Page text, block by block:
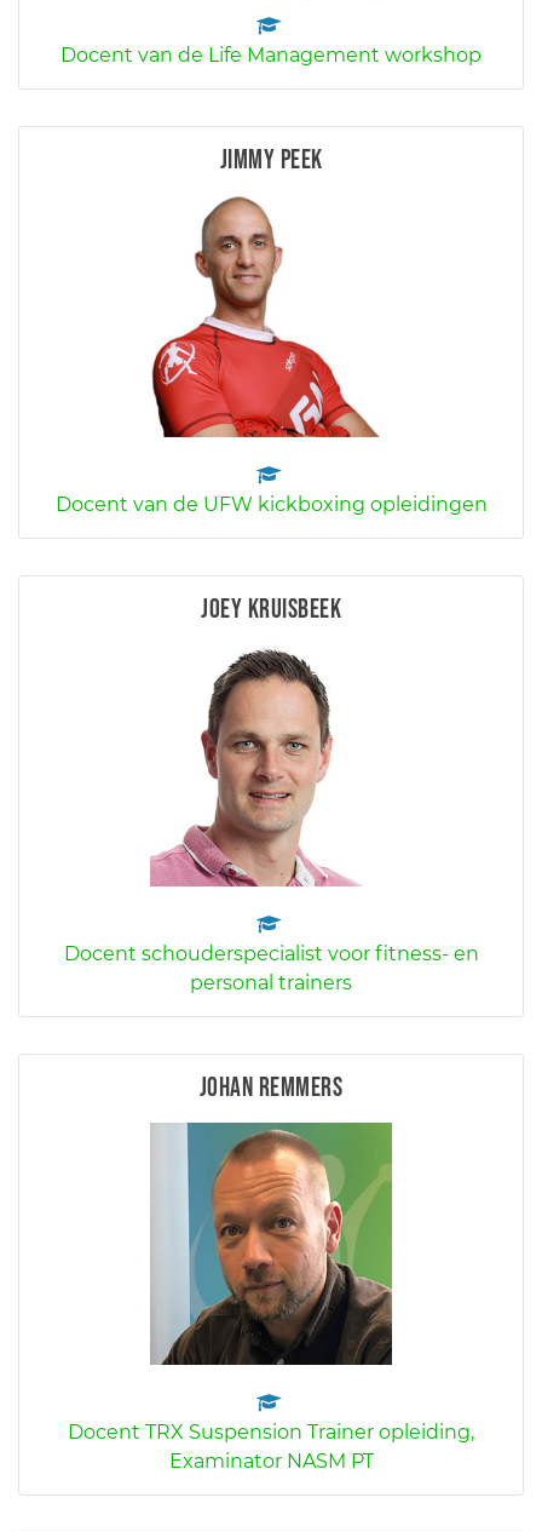
Docent van de Life Management workshop
Jimmy Peek
Docent van de UFW kickboxing opleidingen
Joey Kruisbeek
Docent schouderspecialist voor fitness- en
personal trainers
Johan Remmers
Docent TRX Suspension Trainer opleiding,
Examinator NASM PT